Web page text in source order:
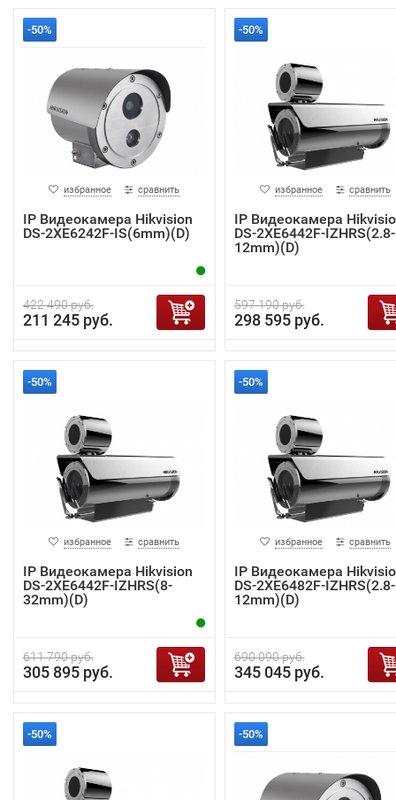
-50%
избранное сравнить
IP Видеокамера Hikvision
DS-2XE6242F-IS(6mm)(D)
422 490 руб.
211 245 руб.
-50%
избранное сравнить
IP Видеокамера
DS-2XE6442F-IZHRS(2.8-
12mm)(D)
597 190 руб.
298 595 руб.
-50%
избранное сравнить
IP Видеокамера Hikvision
DS-2XE6442F-IZHRS(8-
32mm)(D)
611 790 руб.
305 895 руб.
-50%
избранное сравнить
IP Видеокамера
DS-2XE6482F-IZHRS(2.8-
12mm)(D)
690 090 руб.
345 045 руб.
-50% -50%